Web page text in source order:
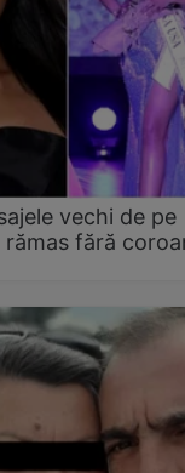
vechi de pe
fără